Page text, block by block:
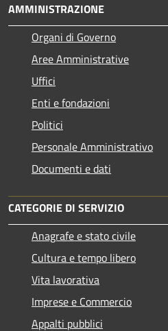
AMMINISTRAZIONE
Organi di Governo
Aree Amministrative
Uffici
Enti e fondazioni
Politici
Personale Amministrativo
Documenti e dati
CATEGORIE DI SERVIZIO
Anagrafe e stato civile
Cultura e tempo libero
Vita lavorativa
Imprese e Commercio
Appalti pubblici